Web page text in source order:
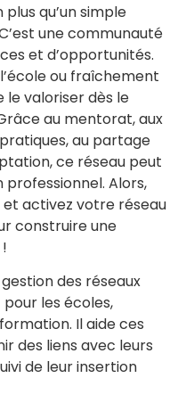
qu’un simple
une communauté
et d’opportunités.
ou fraîchement
le valoriser dès le
au mentorat, aux
au partage
ce réseau peut
Alors,
et activez votre réseau
construire une
des réseaux
les écoles,
Il aide ces
des liens avec leurs
de leur insertion